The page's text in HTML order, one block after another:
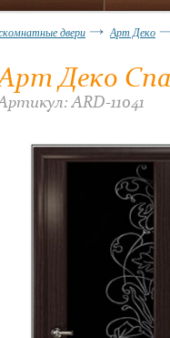
двери Арт Деко
Деко
ARD-11041